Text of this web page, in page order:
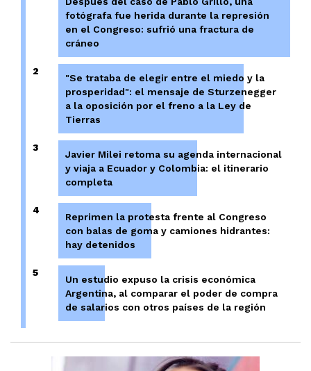
fotógrafa fue herida durante la represión
en el Congreso: sufrió una fractura de
cráneo
2
"Se trataba de elegir entre el miedo y la
prosperidad": el mensaje de Sturzenegger
a la oposición por el freno a la Ley de
Tierras
3
Javier Milei retoma su agenda internacional
y viaja a Ecuador y Colombia: el itinerario
completa
4
Reprimen la protesta frente al Congreso
con balas de goma y camiones hidrantes:
hay detenidos
5
Un estudio expuso la crisis económica
Argentina, al comparar el poder de compra
de salarios con otros países de la región